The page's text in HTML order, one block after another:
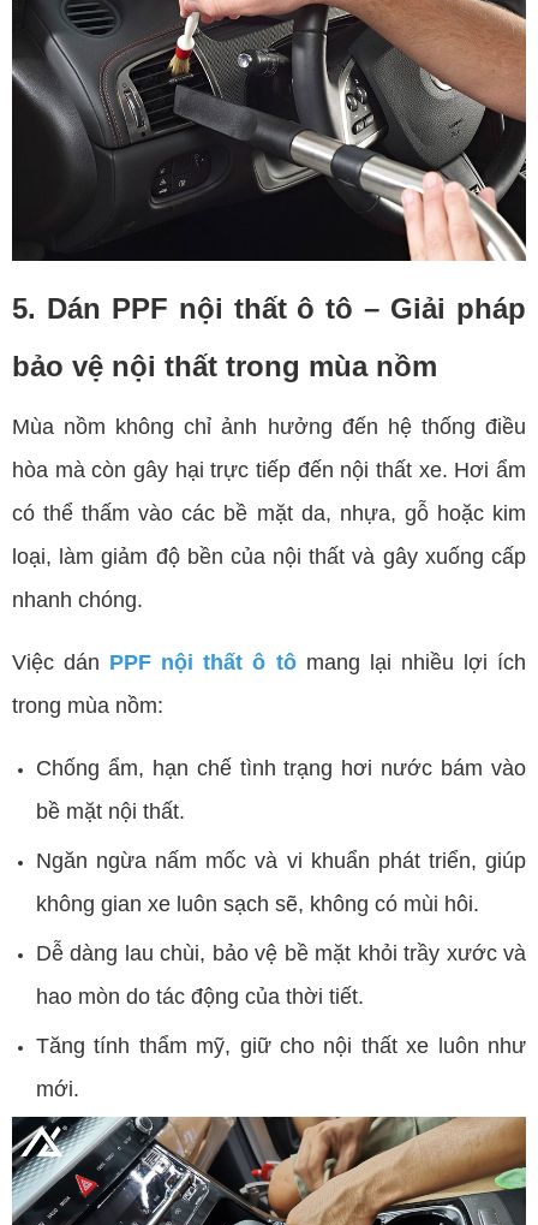
5. Dán PPF nội thất ô tô – Giải pháp
bảo vệ nội thất trong mùa nồm
Mùa nồm không chỉ ảnh hưởng đến hệ thống điều
hòa mà còn gây hại trực tiếp đến nội thất xe. Hơi ẩm
có thể thấm vào các bề mặt da, nhựa, gỗ hoặc kim
loại, làm giảm độ bền của nội thất và gây xuống cấp
nhanh chóng.
Việc dán PPF nội thất ô tômang lại nhiều lợi ích
trong mùa nồm:
Chống ẩm, hạn chế tình trạng hơi nước bám vào
bề mặt nội thất.
Ngăn ngừa nấm mốc và vi khuẩn phát triển, giúp
không gian xe luôn sạch sẽ, không có mùi hôi.
Dễ dàng lau chùi, bảo vệ bề mặt khỏi trầy xước và
hao mòn do tác động của thời tiết.
Tăng tính thẩm mỹ, giữ cho nội thất xe luôn như
mới.